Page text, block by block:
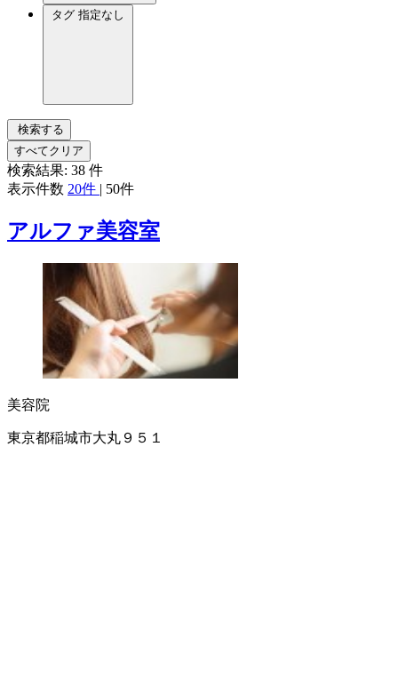
タグ 指定なし
検索する
すべてクリア
検索結果: 38 件
表示件数 20件 | 50件
アルファ美容室
美容院
東京都稲城市大丸９５１